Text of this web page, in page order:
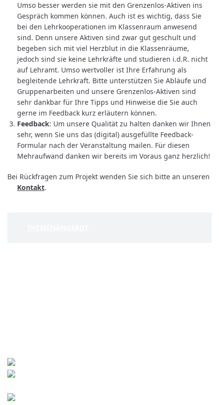
Umso besser werden sie mit den Grenzenlos-Aktiven ins
Gespräch kommen können. Auch ist es wichtig, dass Sie
bei den Lehrkooperationen im Klassenraum anwesend
sind. Denn unsere Aktiven sind zwar gut geschult und
begeben sich mit viel Herzblut in die Klassenräume,
jedoch sind sie keine Lehrkräfte und studieren i.d.R. nicht
auf Lehramt. Umso wertvoller ist Ihre Erfahrung als
begleitende Lehrkraft. Bitte unterstützen Sie Abläufe und
Gruppenarbeiten und unsere Grenzenlos-Aktiven sind
sehr dankbar für Ihre Tipps und Hinweise die Sie auch
gerne im Feedback kurz erläutern können.
Feedback: Um unsere Qualität zu halten danken wir Ihnen
sehr, wenn Sie uns das (digital) ausgefüllte Feedback-
Formular nach der Veranstaltung mailen. Für diesen
Mehraufwand danken wir bereits im Voraus ganz herzlich!
Bei Rückfragen zum Projekt wenden Sie sich bitte an unseren
Kontakt.